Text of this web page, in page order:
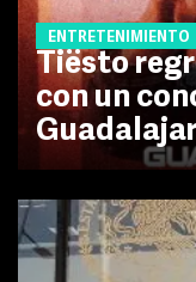
ENTRETENIMIENTO
Tiësto
con un